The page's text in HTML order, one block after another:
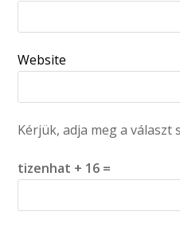
Website
Kérjük, adja meg a választ
tizenhat + 16 =